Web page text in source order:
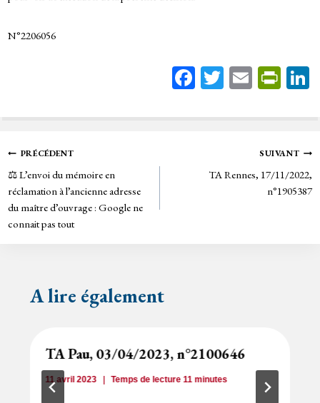
N°2206056
Fa
bo
T
tt
E
ail
Pr
tF
rie
n
dl
Navigation
de
l’article
PRÉCÉDENT
⚖️ L’envoi du mémoire en
réclamation à l’ancienne adresse
du maître d’ouvrage : Google ne
connait pas tout
SUIVANT
TA Rennes, 17/11/2022,
n°1905387
A lire également
TA Pau, 03/04/2023, n°2100646
11 avril 2023 Temps de lecture 11minutes